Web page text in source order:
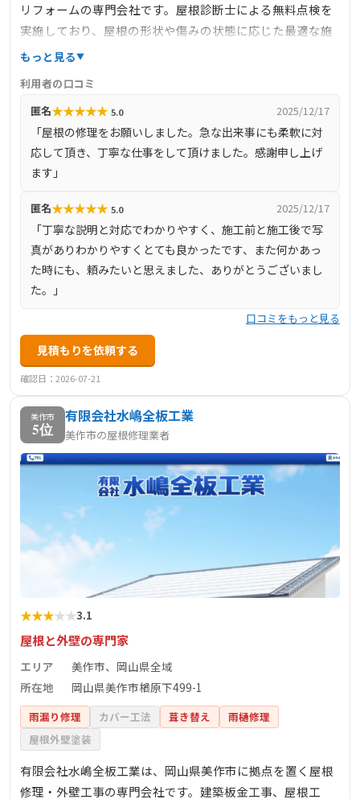
リフォームの専門会社です。屋根診断士による無料点検を
実施しており、屋根の形状や傷みの状態に応じた最適な施
工プランを提供しています。和瓦や洋瓦の葺き替え、雨漏
手掛けています。また、地域の気候や家屋の特性に合わせ
た丁寧な施工を心がけており、地域密着型のサービスを提
供しています。
もっと見る
利用者の口コミ
匿名★★★★★ 5.0 2025/12/17
「屋根の修理をお願いしました。急な出来事にも柔軟に対
応して頂き、丁寧な仕事をして頂けました。感謝申し上げ
ます」
匿名★★★★★ 5.0 2025/12/17
「丁寧な説明と対応でわかりやすく、施工前と施工後で写
真がありわかりやすくとても良かったです、また何かあっ
た時にも、頼みたいと思えました、ありがとうございまし
た。」
口コミをもっと見る
見積もりを依頼する
確認日：2026-07-21
美作市
5位
有限会社水嶋全板工業
美作市の屋根修理業者
★★★★★3.1
屋根と外壁の専門家
エリア
美作市、岡山県全域
所在地
岡山県美作市楢原下499-1
雨漏り修理 カバー工法 葺き替え
雨樋修理
屋根外壁塗装
有限会社水嶋全板工業は、岡山県美作市に拠点を置く屋根
修理・外壁工事の専門会社です。建築板金工事、屋根工